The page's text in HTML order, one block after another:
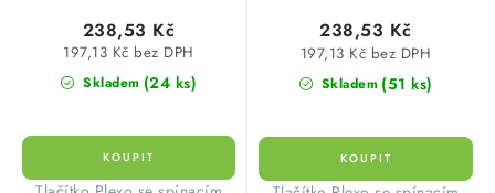
Skladem (24 ks)
197,13 Kč bez DPH
238,53 Kč
Skladem (51 ks)
197,13 Kč bez DPH
238,53 Kč